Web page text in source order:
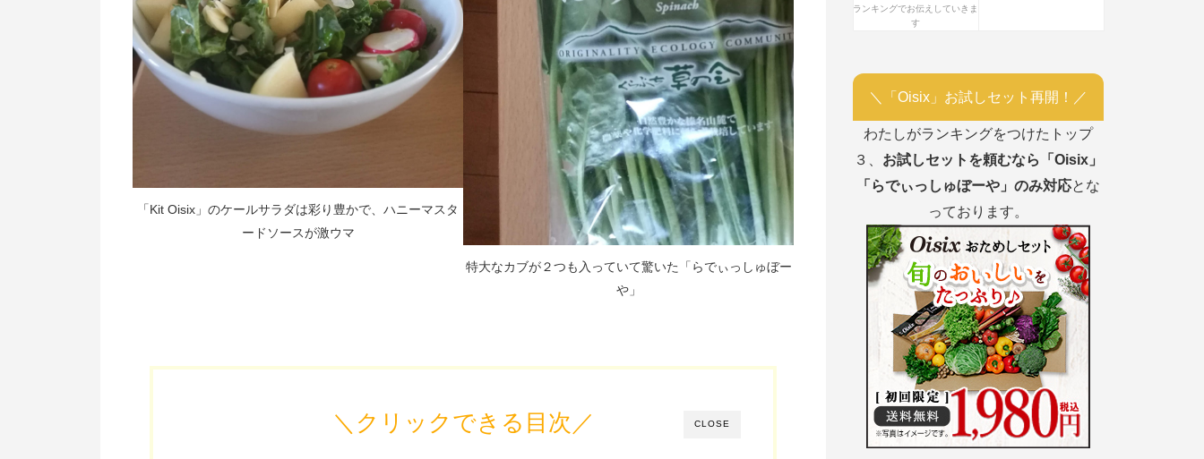
「Kit Oisix」のケールサラダは彩り豊かで、ハニーマスタ
ードソースが激ウマ
特大なカブが２つも入っていて驚いた「らでぃっしゅぼー
や」
CLOSE
＼クリックできる目次／
ランキングでお伝えしていきま
す
＼「Oisix」お試しセット再開！／
わたしがランキングをつけたトップ
３、 お試しセットを頼むなら「Oisix」
「らでぃっしゅぼーや」のみ対応とな
っております。